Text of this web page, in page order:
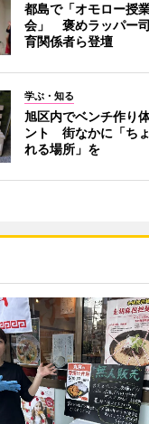
都島で「オモロー授
会」 褒めラッパー
育関係者ら登壇
学ぶ・知る
旭区内でベンチ作り
ント 街なかに「ち
れる場所」を